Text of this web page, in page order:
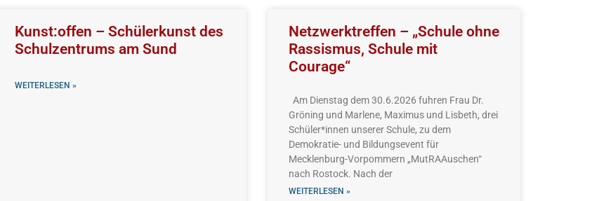
Kunst:offen – Schülerkunst des
Schulzentrums am Sund
WEITERLESEN »
Netzwerktreffen – „Schule ohne
Rassismus, Schule mit
Courage“
Am Dienstag dem 30.6.2026 fuhren Frau Dr.
Gröning und Marlene, Maximus und Lisbeth, drei
Schüler*innen unserer Schule, zu dem
Demokratie- und Bildungsevent für
Mecklenburg-Vorpommern „MutRAAuschen“
nach Rostock. Nach der
WEITERLESEN »